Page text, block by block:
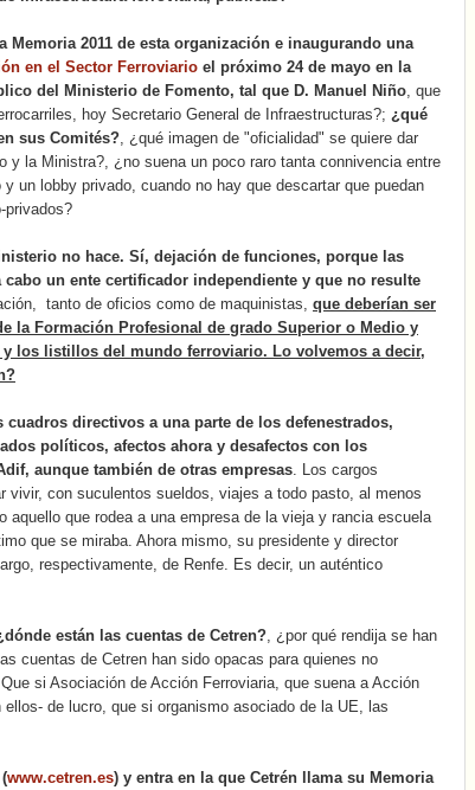
2011 de esta organización e inaugurando una
en el Sector Ferroviario el próximo 24 de mayo en la
del Ministerio de Fomento, tal que D. Manuel Niño, que
hoy Secretario General de Infraestructuras?; ¿qué
sus Comités?, ¿qué imagen de "oficialidad" se quiere dar
y la Ministra?, ¿no suena un poco raro tanta connivencia entre
un lobby privado, cuando no hay que descartar que puedan
privados?
no hace. Sí, dejación de funciones, porque las
un ente certificador independiente y que no resulte
tanto de oficios como de maquinistas, que deberían ser
la Formación Profesional de grado Superior o Medio y
los listillos del mundo ferroviario. Lo volvemos a decir,
cuadros directivos a una parte de los defenestrados,
políticos, afectos ahora y desafectos con los
aunque también de otras empresas. Los cargos
vivir, con suculentos sueldos, viajes a todo pasto, al menos
aquello que rodea a una empresa de la vieja y rancia escuela
que se miraba. Ahora mismo, su presidente y director
respectivamente, de Renfe. Es decir, un auténtico
están las cuentas de Cetren?, ¿por qué rendija se han
cuentas de Cetren han sido opacas para quienes no
si Asociación de Acción Ferroviaria, que suena a Acción
de lucro, que si organismo asociado de la UE, las
www.cetren.es) y entra en la que Cetrén llama su Memoria